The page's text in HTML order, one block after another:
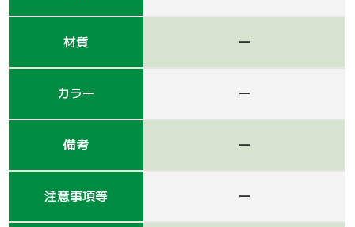
ジャッキ・ベース
壁つなぎ
Ｈ鋼
ミニリフト
フェンス
ハウス
トイレ
材質 ー
カラー ー
備考 ー
注意事項等 ー